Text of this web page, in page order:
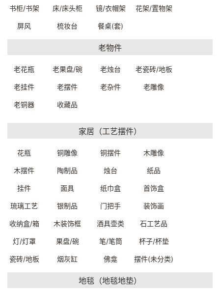
一口价：300. 00 一口价：300.00
铜制疗愈风铃莲花挂件
一口价：350. 00
铜制疗愈风铃胜利幢挂件
60*15.5cm
一口价：350.00
铜制疗愈风铃双鱼挂件
9207200059999
铜制疗愈风铃宝瓶挂件
58*15.5cm
9207200049999
书柜/书架 床/床头柜 镜/衣帽架 花架/置物架
屏风 梳妆台 餐桌(套)
老物件
老花瓶 老果盘/碗 老烛台 老瓷砖/地板
老挂件 老摆件 老杂件 老雕像
老铜器 收藏品
家居（工艺摆件）
花瓶 铜雕像 铜摆件 木雕像
木摆件 陶制品 烛台 纸品
挂件 面具 纸巾盒 首饰盒
琉璃工艺 银制品 门把手 装饰画
收纳盒/箱 木装饰框 酒具壶类 石工艺品
灯/灯罩 果盘/碗 笔/笔筒 杯子/杯垫
瓷砖/地板 烟灰缸 佛龛 摆件(未分类)
地毯（地毯地垫）